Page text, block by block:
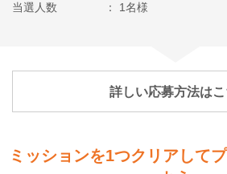
当選人数
1名様
詳しい応募方法はこ
ミッションを1つクリアして